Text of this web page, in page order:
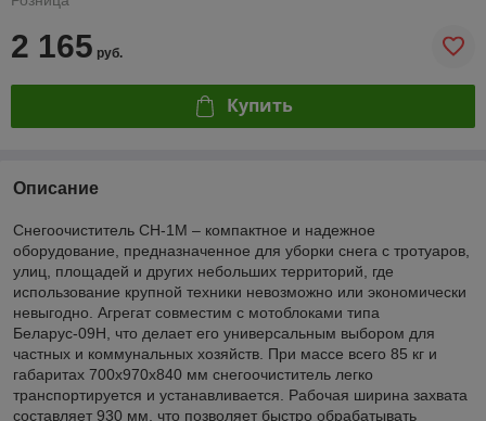
2 165 руб.
Купить
Описание
Снегоочиститель СН-1М – компактное и надежное
оборудование, предназначенное для уборки снега с тротуаров,
улиц, площадей и других небольших территорий, где
использование крупной техники невозможно или экономически
невыгодно. Агрегат совместим с мотоблоками типа
Беларус-09Н, что делает его универсальным выбором для
частных и коммунальных хозяйств. При массе всего 85 кг и
габаритах 700x970x840 мм снегоочиститель легко
транспортируется и устанавливается. Рабочая ширина захвата
составляет 930 мм, что позволяет быстро обрабатывать